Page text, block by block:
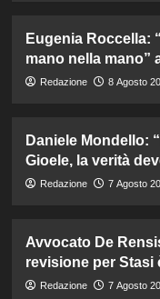
Eugenia Roccella:
mano nella mano”
Redazione 8 Agosto
Daniele Mondello:
Gioele, la verità
Redazione 7 Agosto
Avvocato De
revisione per Stasi
Redazione 7 Agosto